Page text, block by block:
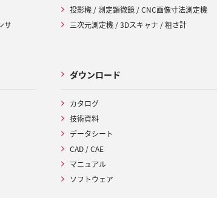
サ
投影機 / 測定顕微鏡 / CNC画像寸法測定機
三次元測定機 / 3Dスキャナ / 粗さ計
ダウンロード
カタログ
技術資料
データシート
CAD / CAE
マニュアル
ソフトウェア